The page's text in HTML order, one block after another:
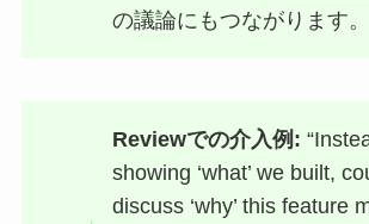
の議論にもつながります。
Reviewでの介入例:
showing ‘what’ we built,
discuss ‘why’ this feature